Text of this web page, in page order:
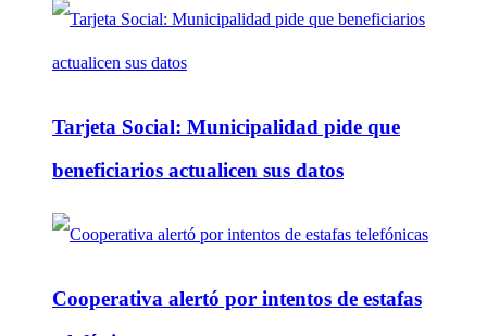
Tarjeta Social: Municipalidad pide que
beneficiarios actualicen sus datos
Cooperativa alertó por intentos de estafas